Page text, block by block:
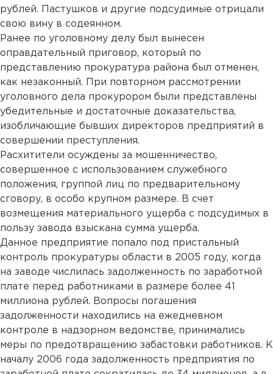
рублей. Пастушков и другие подсудимые отрицали
свою вину в содеянном.
Ранее по уголовному делу был вынесен
оправдательный приговор, который по
представлению прокуратура района был отменен,
как незаконный. При повторном рассмотрении
уголовного дела прокурором были представлены
убедительные и достаточные доказательства,
изобличающие бывших директоров предприятий в
совершении преступления.
Расхитители осуждены за мошенничество,
совершенное с использованием служебного
положения, группой лиц по предварительному
сговору, в особо крупном размере. В счет
возмещения материального ущерба с подсудимых в
пользу завода взыскана сумма ущерба.
Данное предприятие попало под пристальный
контроль прокуратуры области в 2005 году, когда
на заводе числилась задолженность по заработной
плате перед работниками в размере более 41
миллиона рублей. Вопросы погашения
задолженности находились на ежедневном
контроле в надзорном ведомстве, принимались
меры по предотвращению забастовки работников. К
началу 2006 года задолженность предприятия по